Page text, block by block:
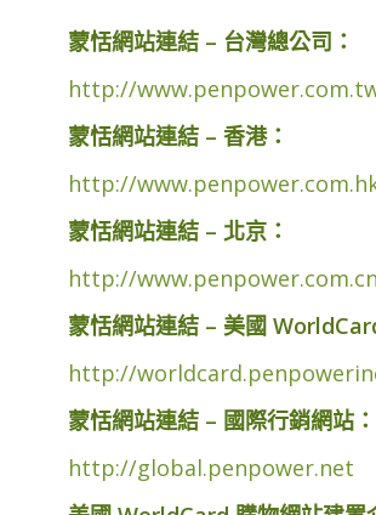
蒙恬網站連結 – 台灣總公司：
http://
蒙恬網站連結 – 香港：
http://
蒙恬網站連結 – 北京：
http://www.penpower.com.cn
蒙恬網站連結 – 美國
http://
蒙恬網站連結 – 國際行銷網站：
http://global.penpower.net